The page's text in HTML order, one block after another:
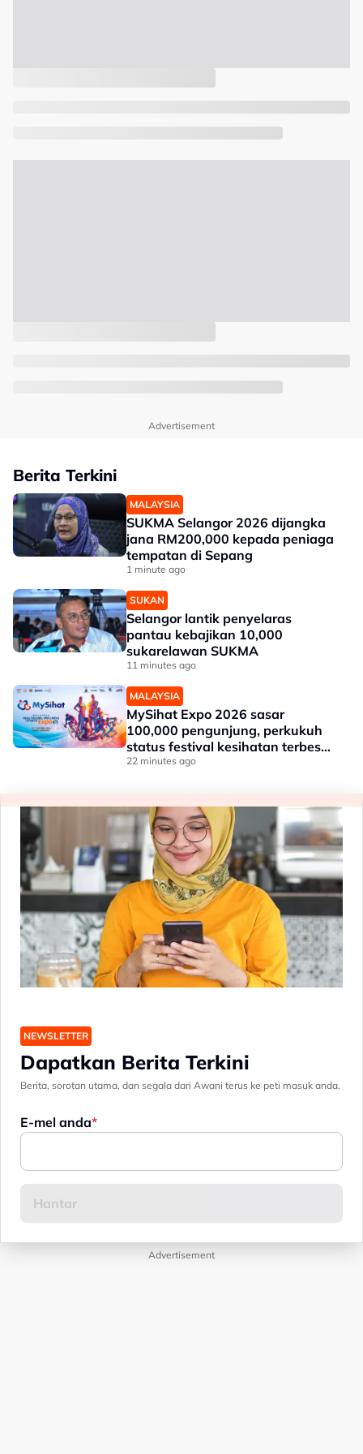
Advertisement
Berita Terkini
MALAYSIA
SUKMA Selangor 2026 dijangka
jana RM200,000 kepada peniaga
tempatan di Sepang
1 minute ago
SUKAN
Selangor lantik penyelaras
pantau kebajikan 10,000
sukarelawan SUKMA
11 minutes ago
MALAYSIA
MySihat Expo 2026 sasar
100,000 pengunjung, perkukuh
status festival kesihatan terbesar
negara
22 minutes ago
NEWSLETTER
Dapatkan Berita Terkini
Berita, sorotan utama, dan segala dari Awani terus ke peti masuk anda.
E-mel anda
Advertisement